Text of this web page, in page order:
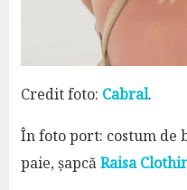
Credit foto: Cabral.
În foto port: costum de
paie, șapcăRaisa